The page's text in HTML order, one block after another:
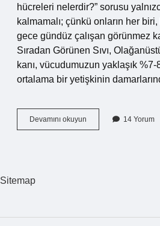
hücreleri nelerdir?” sorusu
kalmamalı; çünkü onların her
gece gündüz çalışan görünmez
Sıradan Görünen Sıvı,
kanı, vücudumuzun yaklaşık
ortalama bir yetişkinin
Devamını okuyun
hücreleri
14 Yorum
Sitemap